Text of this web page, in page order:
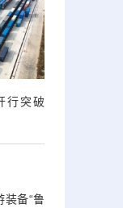
行突破
备“鲁